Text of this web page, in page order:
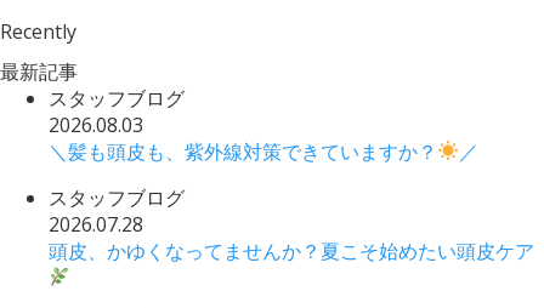
Recently
最新記事
スタッフブログ
2026.08.03
＼髪も頭皮も、紫外線対策できていますか？
／
スタッフブログ
2026.07.28
頭皮、かゆくなってませんか？夏こそ始めたい頭皮ケア